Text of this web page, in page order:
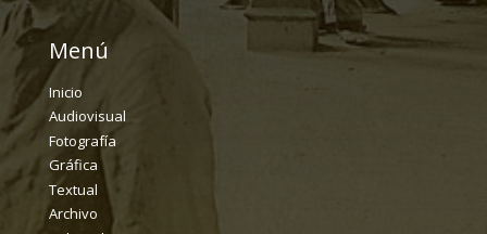
Menú
Inicio
Audiovisual
Fotografía
Gráfica
Textual
Archivo